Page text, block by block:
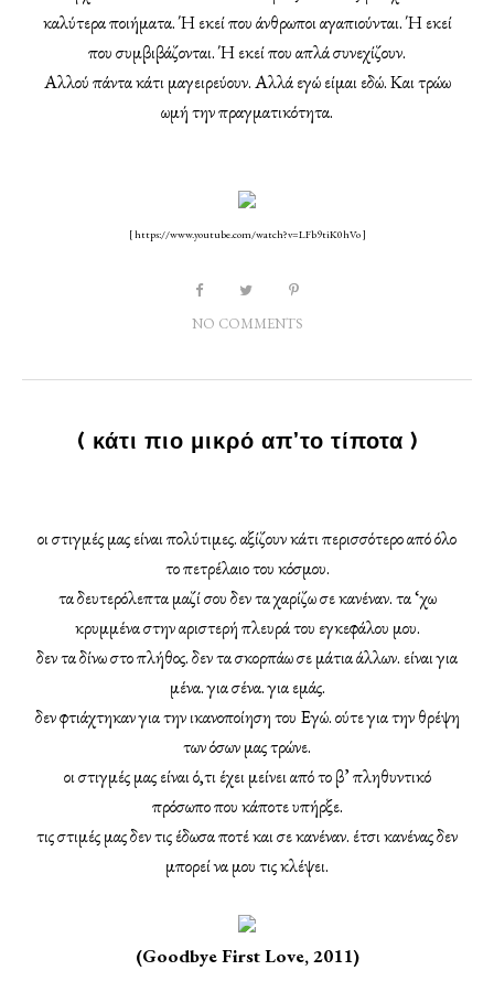
καλύτερα ποιήματα. Ή εκεί που άνθρωποι αγαπιούνται. Ή εκεί
που συμβιβάζονται. Ή εκεί που απλά συνεχίζουν.
Αλλού πάντα κάτι μαγειρεύουν. Αλλά εγώ είμαι εδώ. Και τρώω
ωμή την πραγματικότητα.
[https://www.youtube.com/watch?v=LFb9tiK0hVo]
NO COMMENTS
( κάτι πιο μικρό απ’το τίποτα )
οι στιγμές μας είναι πολύτιμες. αξίζουν κάτι περισσότερο από όλο
το πετρέλαιο του κόσμου.
τα δευτερόλεπτα μαζί σου δεν τα χαρίζω σε κανέναν. τα ‘χω
κρυμμένα στην αριστερή πλευρά του εγκεφάλου μου.
δεν τα δίνω στο πλήθος. δεν τα σκορπάω σε μάτια άλλων. είναι για
μένα. για σένα. για εμάς.
δεν φτιάχτηκαν για την ικανοποίηση του Εγώ. ούτε για την θρέψη
των όσων μας τρώνε.
οι στιγμές μας είναι ό,τι έχει μείνει από το β’ πληθυντικό
πρόσωπο που κάποτε υπήρξε.
τις στιμές μας δεν τις έδωσα ποτέ και σε κανέναν. έτσι κανένας δεν
μπορεί να μου τις κλέψει.
(Goodbye First Love, 2011)